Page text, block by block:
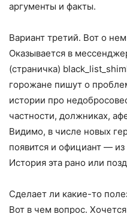
аргументы и факты.
Вариант третий. Вот о
Оказывается в
(страничка)
горожане пишут о
истории про
частности, должниках,
Видимо, в числе новых
появится и официант —
История эта рано или
Сделает ли какие-то
Вот в чем вопрос.